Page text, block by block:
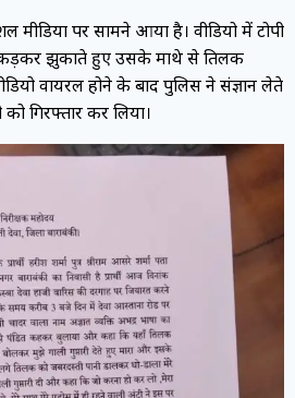
मीडिया पर सामने आया है। वीडियो में टोपी
झुकाते हुए उसके माथे से तिलक
वायरल होने के बाद पुलिस ने संज्ञान लेते
गिरफ्तार कर लिया।